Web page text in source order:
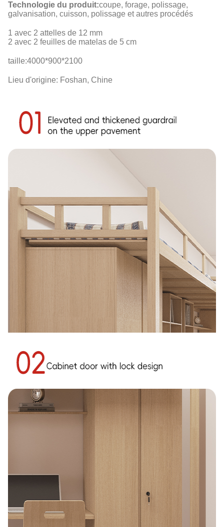
Technologie du produit:coupe, forage, polissage,
galvanisation, cuisson, polissage et autres procédés
1 avec 2 attelles de 12 mm
2 avec 2 feuilles de matelas de 5 cm
taille:4000*900*2100
Lieu d'origine: Foshan, Chine